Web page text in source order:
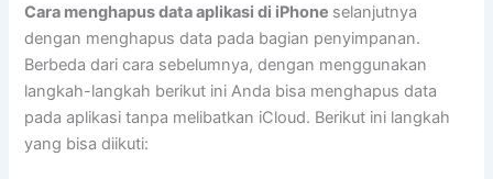
Cara menghapus data aplikasi di iPhone selanjutnya
dengan menghapus data pada bagian penyimpanan.
Berbeda dari cara sebelumnya, dengan menggunakan
langkah-langkah berikut ini Anda bisa menghapus data
pada aplikasi tanpa melibatkan iCloud. Berikut ini langkah
yang bisa diikuti: